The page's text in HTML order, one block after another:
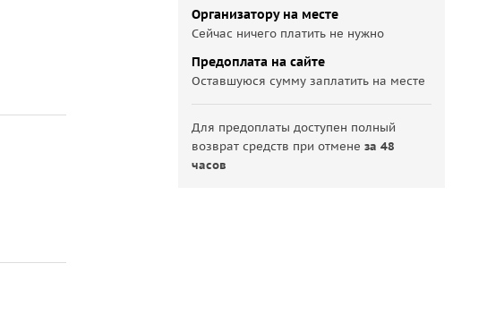
Организатору на месте
Сейчас ничего платить не нужно
Предоплата на сайте
Оставшуюся сумму заплатить на месте
Для предоплаты доступен полный
возврат средств при отменеза 48
часов